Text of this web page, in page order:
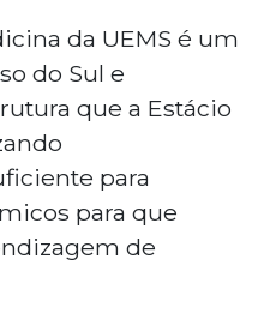
da UEMS é um
do Sul e
que a Estácio
para
para que
de